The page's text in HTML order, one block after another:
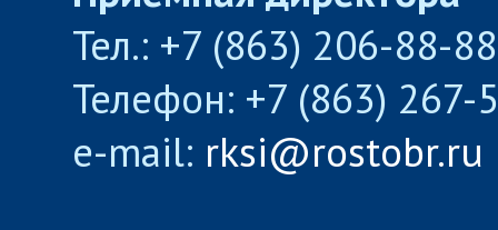
Тел.: +7 (863) 206-88-
Телефон: +7 (863) 267-
e-mail: rksi@rostobr.ru